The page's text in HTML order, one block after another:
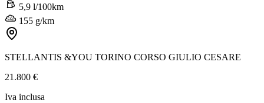
5,9 l/100km
155 g/km
STELLANTIS &YOU TORINO CORSO GIULIO CESARE
21.800 €
Iva inclusa